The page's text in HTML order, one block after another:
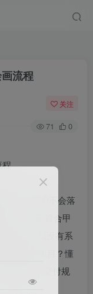
流程
关注
71 0
业、会SD不会落
，作品不符合甲
绘画，却没有系
实商业项目？懂
面优化、交付规